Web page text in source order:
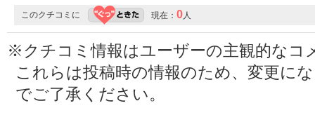
このクチコミに 現在： 0人
※クチコミ情報はユーザーの主観的なコ
これらは投稿時の情報のため、変更に
でご了承ください。